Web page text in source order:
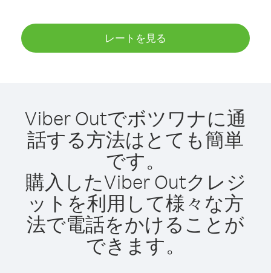
レートを見る
Viber Outでボツワナに通
話する方法はとても簡単
です。
購入したViber Outクレジ
ットを利用して様々な方
法で電話をかけることが
できます。